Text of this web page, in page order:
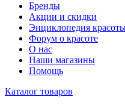
Бренды
Акции и скидки
Энциклопедия
Форум о красоте
О нас
Наши магазины
Помощь
Каталог товаров